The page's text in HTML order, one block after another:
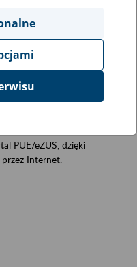
eZUS
PUE/eZUS, dzięki
Internet.